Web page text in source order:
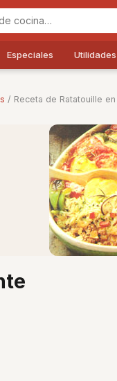
Especiales Utilidades
/ Receta de Ratatouille